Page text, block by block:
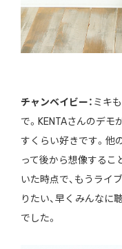
チャンベイビー： ミキ
で。KENTAさんのデモ
すくらい好きです。他
って後から想像するこ
いた時点で、もうライ
りたい、早くみんなに
でした。